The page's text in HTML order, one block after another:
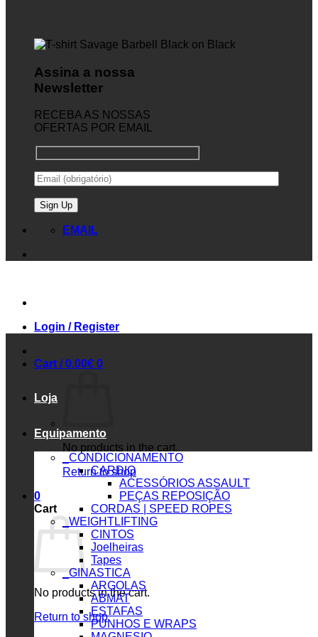
Assina a nossa
Newsletter
RECEBA AS NOSSAS
OFERTAS POR EMAIL
EMAIL
Login / Register
Cart /0.00€ 0
No products in the cart.
Return to shop
0
Cart
No products in the cart.
Return to shop
Loja
Equipamento
_CONDICIONAMENTO
CARDIO
ACESSÓRIOS ASSAULT
PEÇAS REPOSIÇÃO
CORDAS | SPEED ROPES
_WEIGHTLIFTING
CINTOS
Joelheiras
Tapes
_GINASTICA
ARGOLAS
ABMAT
ESTAFAS
PUNHOS E WRAPS